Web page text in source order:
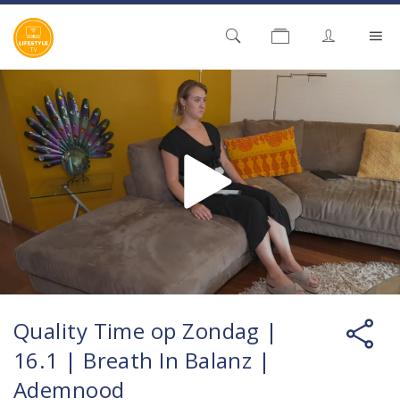
Quality Time op Zondag |
16.1 | Breath In Balanz |
Ademnood